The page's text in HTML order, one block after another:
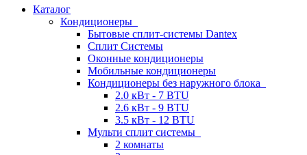
Каталог
Кондиционеры
Бытовые сплит-системы Dantex
Сплит Системы
Оконные кондиционеры
Мобильные кондиционеры
Кондиционеры без наружного блока
2.0 кВт - 7 BTU
2.6 кВт - 9 BTU
3.5 кВт - 12 BTU
Мульти сплит системы
2 комнаты